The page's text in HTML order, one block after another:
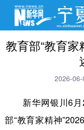
教育部“教育
2026-
新华网银川6月2
部“教育家精神